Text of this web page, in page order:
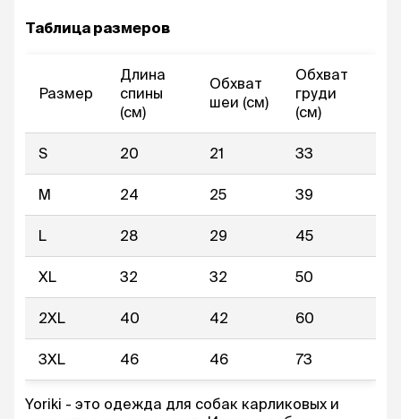
Таблица размеров
Размер
Длина
спины
(см)
Обхват
шеи (см)
Обхват
груди
(см)
S 20 21 33
M 24 25 39
L 28 29 45
XL 32 32 50
2XL 40 42 60
3XL 46 46 73
Yoriki - это одежда для собак карликовых и